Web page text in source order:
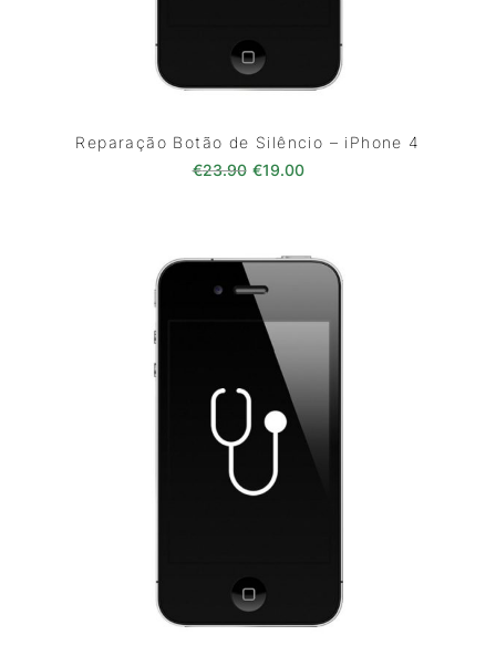
Reparação Botão de Silêncio – iPhone 4
€23.90 O preço original era: €23.90.
€19.00O preço atual é: